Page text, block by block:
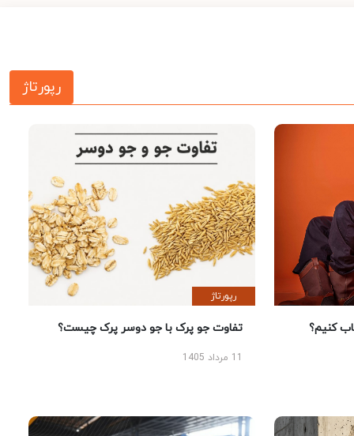
رپورتاژ
کنیم؟
رپورتاژ
تفاوت جو پرک با جو دوسر پرک چیست؟